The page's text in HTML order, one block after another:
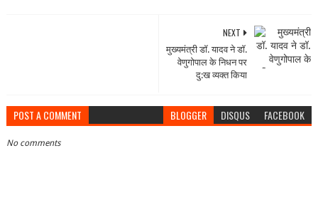
NEXT
मुख्यमंत्री डॉ. यादव ने डॉ.
वेणुगोपाल के निधन पर
दु:ख व्यक्त किया
POST A COMMENT BLOGGER DISQUS FACEBOOK
No comments